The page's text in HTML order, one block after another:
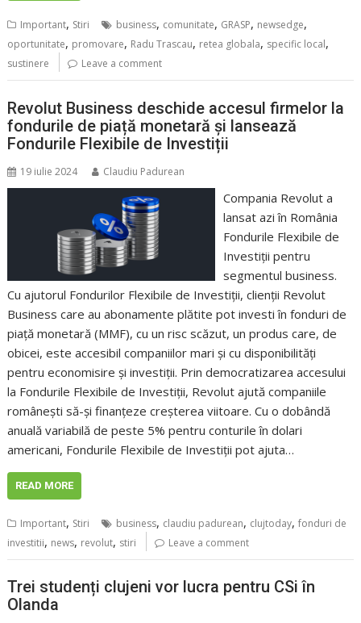
Important, Stiri business, comunitate, GRASP, newsedge,
oportunitate, promovare, Radu Trascau, retea globala, specific local,
sustinere Leave a comment
Revolut Business deschide accesul firmelor la
fondurile de piață monetară și lansează
Fondurile Flexibile de Investiții
19 iulie 2024 Claudiu Padurean
Compania Revolut a
lansat azi în România
Fondurile Flexibile de
Investiții pentru
segmentul business.
Cu ajutorul Fondurilor Flexibile de Investiții, clienții Revolut
Business care au abonamente plătite pot investi în fonduri de
piață monetară (MMF), cu un risc scăzut, un produs care, de
obicei, este accesibil companiilor mari și cu disponibilități
pentru economisire și investiții. Prin democratizarea accesului
la Fondurile Flexibile de Investiții, Revolut ajută companiile
românești să-și finanțeze creșterea viitoare. Cu o dobândă
anuală variabilă de peste 5% pentru conturile în dolari
americani, Fondurile Flexibile de Investiții pot ajuta…
READ MORE
Important, Stiri business, claudiu padurean, clujtoday,fonduri de
investitii, news, revolut, stiri Leave a comment
Trei studenți clujeni vor lucra pentru CSi în
Olanda